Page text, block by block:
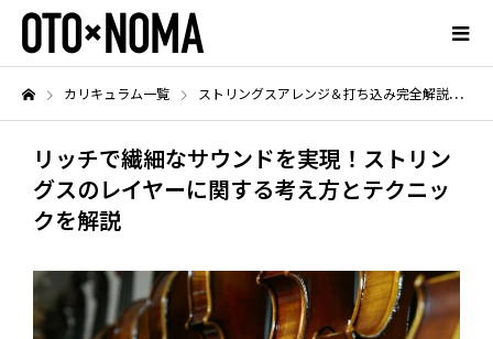
カリキュラム一覧 ストリングスアレンジ＆打ち込み完全解説！
リッチで繊細なサウンドを実現！ストリン
グスのレイヤーに関する考え方とテクニッ
クを解説